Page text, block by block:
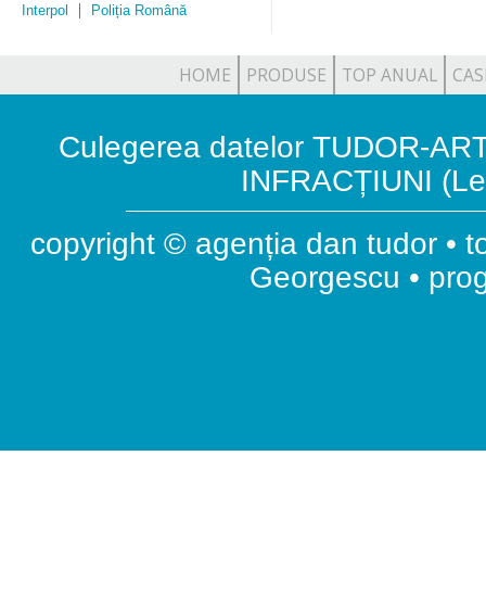
Interpol Poliția Română
HOME PRODUSE TOP ANUAL
Culegerea datelor TUDOR-
INFRACȚIUNI
copyright © agenția dan tudor •
Georgescu •